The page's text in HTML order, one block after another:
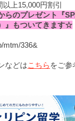
上15,000円割引
らのプレゼント『
』もついてきます☆
mtm/336&
などはこちら をご参